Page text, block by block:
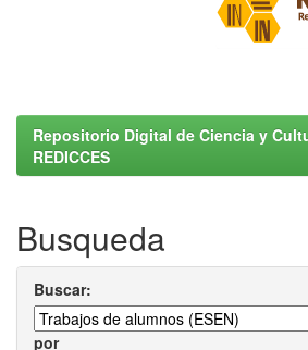
Repositorio Digital de Ciencia y
REDICCES
Busqueda
Buscar:
por